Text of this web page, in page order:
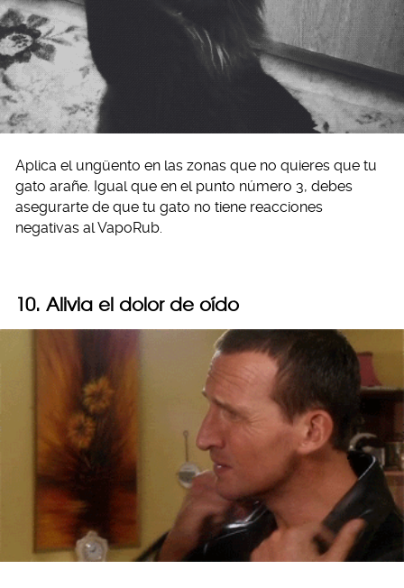
Aplica el ungüento en las zonas que no quieres que tu
gato arañe. Igual que en el punto número 3, debes
asegurarte de que tu gato no tiene reacciones
negativas al VapoRub.
10. Alivia el dolor de oído